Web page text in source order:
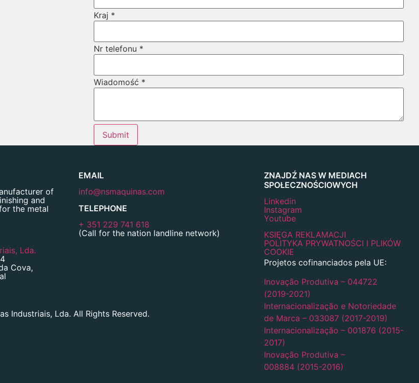
Kraj *
Nr telefonu *
Wiadomość *
Submit
of
and
the metal
Lda.
Cova,
EMAIL
info@nsmaquinas.com
TELEPHONE
+ 351 229 741 618
(Call for the nation landline network)
Industriais, Lda. All Rights Reserved.
ZNAJDŹ NAS W MEDIACH
SPOŁECZNOŚCIOWYCH
Linkedin
Instagram
Youtube
KSIĘGA REKLAMACJI
POLITYKA PRYWATNOŚCI I PLIKÓW
COOKIE
Projetos cofinanciados pela UE:
Inovação Produtiva – 044722
(2019-2021)
Internacionalização e Notoriedade
de Marca – 033087 (2017-2019)
Internacionalização – 001876 (2015-
2017)
Inovação Produtiva –
008884 (2015-2016)